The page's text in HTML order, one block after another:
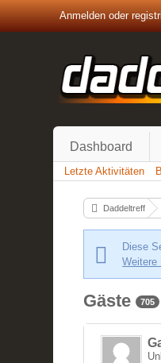
Anmelden oder
Dashboard
Letzte Aktivitäten
Daddeltreff
Diese
Weitere
Gäste 705